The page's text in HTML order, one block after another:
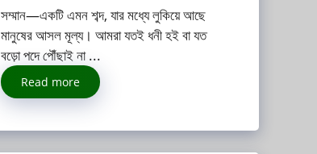
সম্মান—একটি এমন শব্দ, যার মধ্যে লুকিয়ে আছে
মানুষের আসল মূল্য। আমরা যতই ধনী হই বা যত
বড়ো পদে পৌঁছাই না ...
Read more